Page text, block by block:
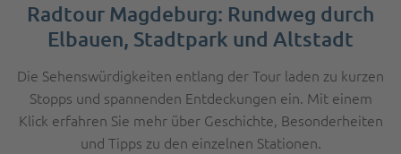
Radtour Magdeburg: Rundweg durch
Elbauen, Stadtpark und Altstadt
Die Sehenswürdigkeiten entlang der Tour laden zu kurzen
Stopps und spannenden Entdeckungen ein. Mit einem
Klick erfahren Sie mehr über Geschichte, Besonderheiten
und Tipps zu den einzelnen Stationen.